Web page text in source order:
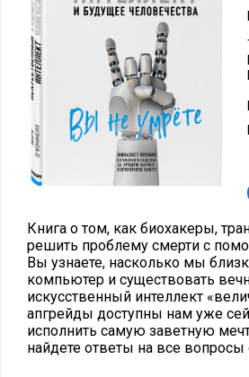
Книга о том, как биохакеры,
решить проблему смерти с
Вы узнаете, насколько мы
компьютер и существовать
искусственный интеллект
апгрейды доступны нам уже
исполнить самую заветную
найдете ответы на все